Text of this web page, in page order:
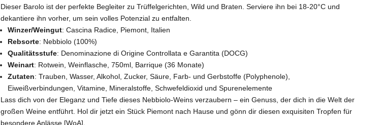
Dieser Barolo ist der perfekte Begleiter zu Trüffelgerichten, Wild und Braten. Serviere ihn bei 18-20°C und
dekantiere ihn vorher, um sein volles Potenzial zu entfalten.
Winzer/Weingut: Cascina Radice, Piemont, Italien
Rebsorte: Nebbiolo (100%)
Qualitätsstufe: Denominazione di Origine Controllata e Garantita (DOCG)
Weinart: Rotwein, Weinflasche, 750ml, Barrique (36 Monate)
Zutaten: Trauben, Wasser, Alkohol, Zucker, Säure, Farb- und Gerbstoffe (Polyphenole),
Eiweißverbindungen, Vitamine, Mineralstoffe, Schwefeldioxid und Spurenelemente
Lass dich von der Eleganz und Tiefe dieses Nebbiolo-Weins verzaubern – ein Genuss, der dich in die Welt der
großen Weine entführt. Hol dir jetzt ein Stück Piemont nach Hause und gönn dir diesen exquisiten Tropfen für
besondere Anlässe [WoA].